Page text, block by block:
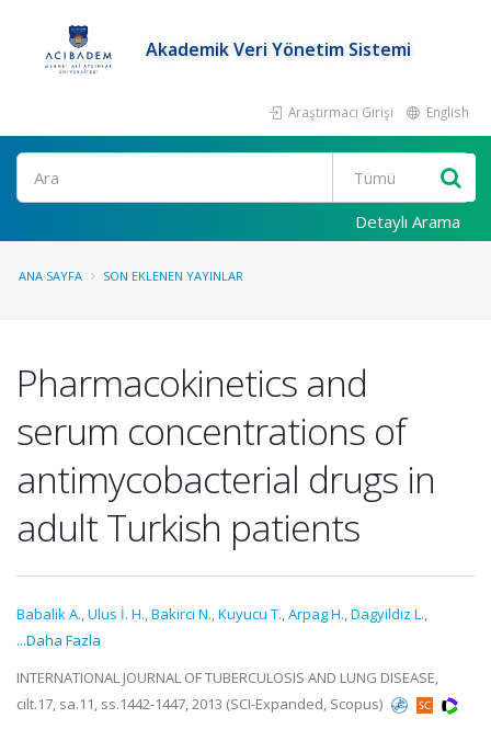
Akademik Veri Yönetim Sistemi
Araştırmacı Girişi English
Ara
Detaylı Arama
ANA SAYFA SON EKLENEN YAYINLAR
Pharmacokinetics and
serum concentrations of
antimycobacterial drugs in
adult Turkish patients
Babalik A.,Ulus İ. H.,Bakirci N.,Kuyucu T.,Arpag H.,Dagyildiz L.,
...Daha Fazla
INTERNATIONAL JOURNAL OF TUBERCULOSIS AND LUNG DISEASE,
cilt.17, sa.11, ss.1442-1447, 2013 (SCI-Expanded, Scopus)